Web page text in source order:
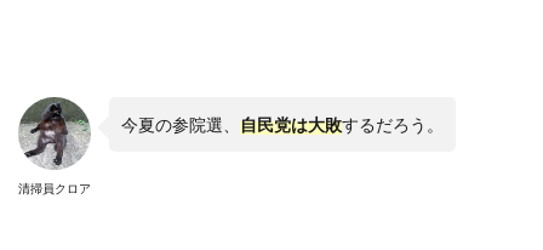
清掃員クロア
今夏の参院選、 自民党は大敗するだろう。